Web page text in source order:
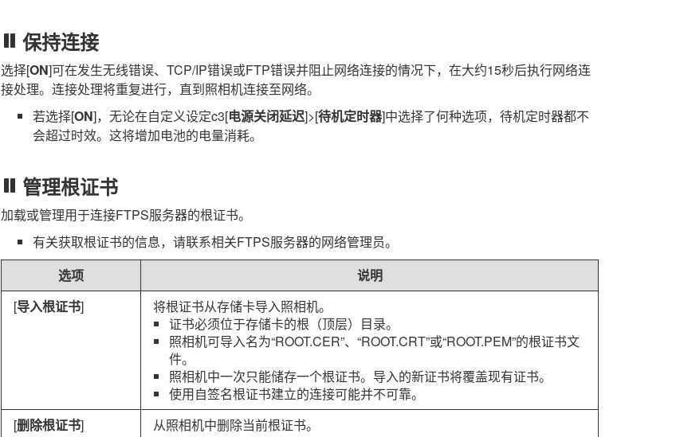
保持连接
选择[ON]可在发生无线错误、TCP/IP错误或FTP错误并阻止网络连接的情况下，在大约15秒后执行网络连
接处理。连接处理将重复进行，直到照相机连接至网络。
若选择[ON]，无论在自定义设定c3[电源关闭延迟]>[待机定时器]中选择了何种选项，待机定时器都不
会超过时效。这将增加电池的电量消耗。
管理根证书
加载或管理用于连接FTPS服务器的根证书。
有关获取根证书的信息，请联系相关FTPS服务器的网络管理员。
选项
说明
[导入根证书]
将根证书从存储卡导入照相机。
证书必须位于存储卡的根（顶层）目录。
照相机可导入名为“ROOT.CER”、“ROOT.CRT”或“ROOT.PEM”的根证书文
件。
照相机中一次只能储存一个根证书。导入的新证书将覆盖现有证书。
使用自签名根证书建立的连接可能并不可靠。
[删除根证书] 从照相机中删除当前根证书。